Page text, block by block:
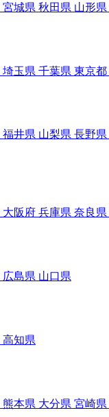
宮城県 秋田県 山形県
埼玉県 千葉県 東京都
福井県 山梨県 長野県
大阪府 兵庫県 奈良県
広島県 山口県
高知県
熊本県 大分県 宮崎県